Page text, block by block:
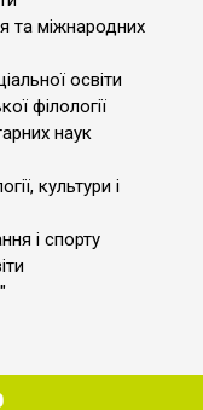
та міжнародних
освіти
філології
наук
культури і
і спорту